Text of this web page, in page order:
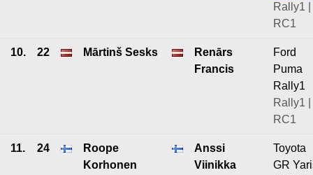
Rally1 |
RC1
10. 22 Mārtinš Sesks
Renārs
Francis
Ford
Puma
Rally1
Rally1 |
RC1
11. 24
Roope
Korhonen
Anssi
Viinikka
Toyota
GR